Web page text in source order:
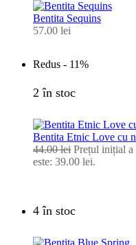
Bentita Sequins
57.00 lei
Redus - 11%
2 în stoc
Bentita Etnic Love cu
44.00lei Prețul inițial a
este: 39.00 lei.
4 în stoc